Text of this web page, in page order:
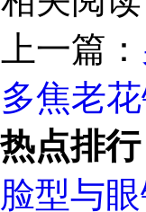
上一篇：
多焦老
热点排行
脸型与